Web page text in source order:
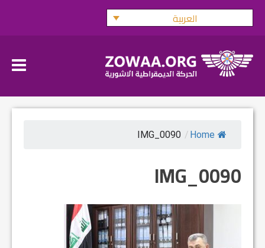
Skip
العربية
Home
/
IMG_0090
IMG_0090